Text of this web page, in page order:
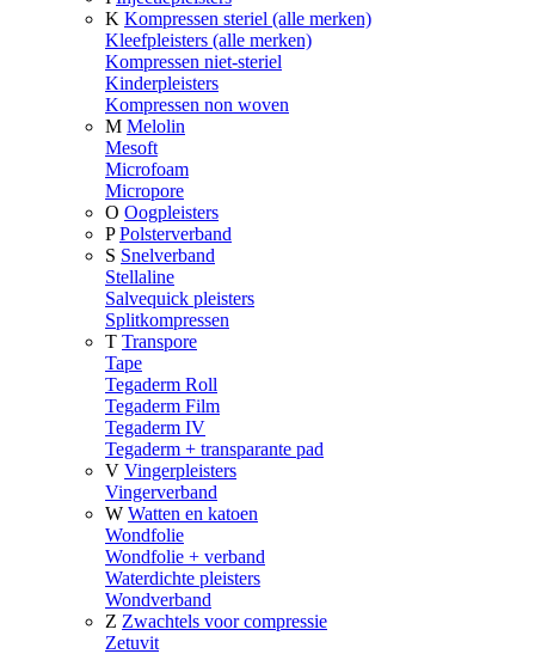
K Kompressen steriel (alle merken)
Kleefpleisters (alle merken)
Kompressen niet-steriel
Kinderpleisters
Kompressen non woven
M Melolin
Mesoft
Microfoam
Micropore
O Oogpleisters
P Polsterverband
S Snelverband
Stellaline
Salvequick pleisters
Splitkompressen
T Transpore
Tape
Tegaderm Roll
Tegaderm Film
Tegaderm IV
Tegaderm + transparante pad
V Vingerpleisters
Vingerverband
W Watten en katoen
Wondfolie
Wondfolie + verband
Waterdichte pleisters
Wondverband
Z Zwachtels voor compressie
Zetuvit